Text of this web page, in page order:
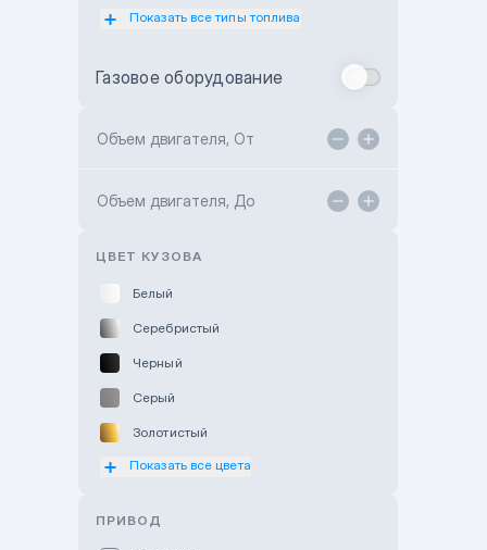
Subaru Motor Almaty
Toyota Kokshetau
Hyundai ShymCity
Показать все типы топлива
Газовое оборудование
Объем двигателя, От
Объем двигателя, До
ЦВЕТ КУЗОВА
Белый
Серебристый
Черный
Серый
Золотистый
Оранжевый
Показать все цвета
ПРИВОД